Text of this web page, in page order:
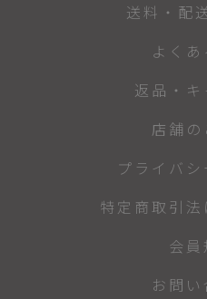
送料・配
よく
返品・キ
店舗の
プライバ
特定商取引
会員
お問い